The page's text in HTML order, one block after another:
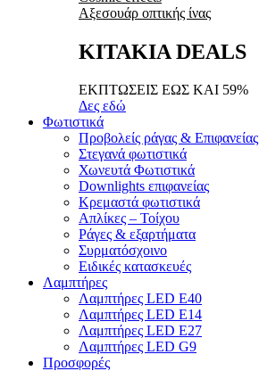
Αξεσουάρ οπτικής ίνας
ΚΙΤΑΚΙΑ DEALS
ΕΚΠΤΩΣΕΙΣ ΕΩΣ ΚΑΙ 59%
Δες εδώ
Φωτιστικά
Προβολείς ράγας & Επιφανείας
Στεγανά φωτιστικά
Χωνευτά Φωτιστικά
Downlights επιφανείας
Κρεμαστά φωτιστικά
Απλίκες – Τοίχου
Ράγες & εξαρτήματα
Συρματόσχοινο
Ειδικές κατασκευές
Λαμπτήρες
Λαμπτήρες LED E40
Λαμπτήρες LED E14
Λαμπτήρες LED E27
Λαμπτήρες LED G9
Προσφορές